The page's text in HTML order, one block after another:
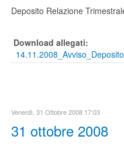
Deposito Relazione
Download allegati:
Venerdì, 31 Ottobre 2008 17:03
31 ottobre 2008